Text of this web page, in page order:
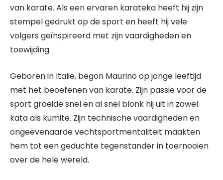
van karate. Als een ervaren karateka heeft hij zijn
stempel gedrukt op de sport en heeft hij vele
volgers geïnspireerd met zijn vaardigheden en
toewijding.
Geboren in Italië, begon Maurino op jonge leeftijd
met het beoefenen van karate. Zijn passie voor de
sport groeide snel en al snel blonk hij uit in zowel
kata als kumite. Zijn technische vaardigheden en
ongeëvenaarde vechtsportmentaliteit maakten
hem tot een geduchte tegenstander in toernooien
over de hele wereld.